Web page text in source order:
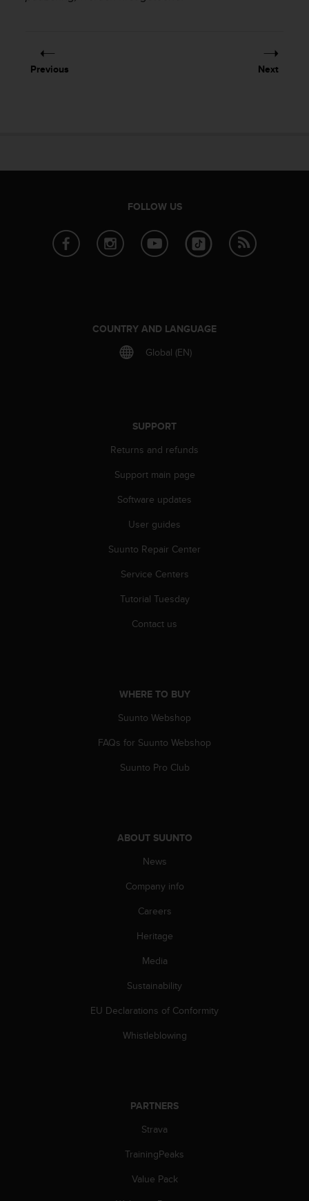
Previous Next
FOLLOW US
COUNTRY AND LANGUAGE
Global (EN)
SUPPORT
Returns and refunds
Support main page
Software updates
User guides
Suunto Repair Center
Service Centers
Tutorial Tuesday
Contact us
WHERE TO BUY
Suunto Webshop
FAQs for Suunto Webshop
Suunto Pro Club
ABOUT SUUNTO
News
Company info
Careers
Heritage
Media
Sustainability
EU Declarations of Conformity
Whistleblowing
PARTNERS
Strava
TrainingPeaks
Value Pack